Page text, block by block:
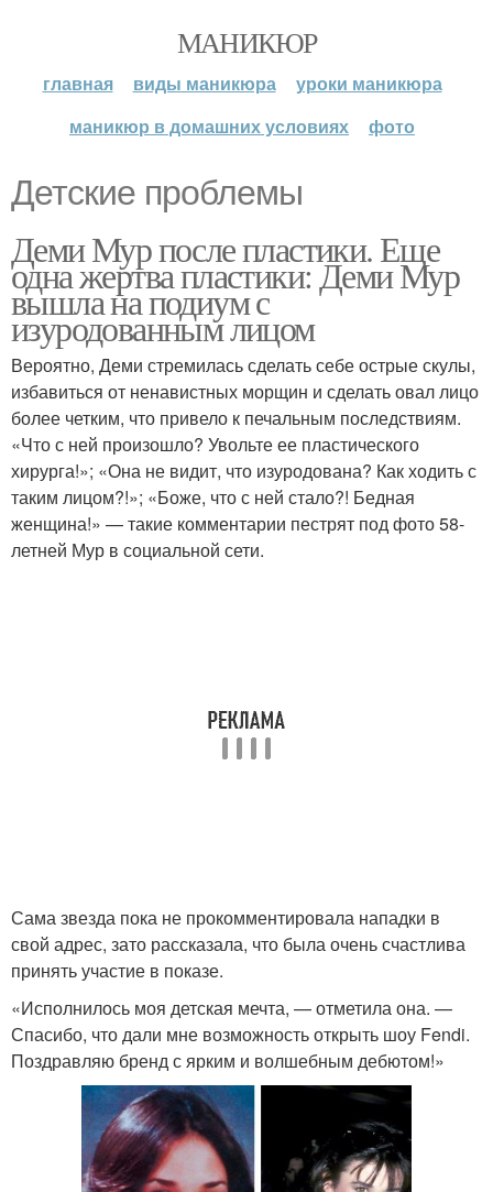
МАНИКЮР
главная виды маникюра
уроки маникюра
маникюр в домашних условиях
фото
Детские проблемы
Деми Мур после пластики. Еще
одна жертва пластики: Деми Мур
вышла на подиум с
изуродованным лицом
Вероятно, Деми стремилась сделать себе острые скулы,
избавиться от ненавистных морщин и сделать овал лицо
более четким, что привело к печальным последствиям.
«Что с ней произошло? Увольте ее пластического
хирурга!»; «Она не видит, что изуродована? Как ходить с
таким лицом?!»; «Боже, что с ней стало?! Бедная
женщина!» — такие комментарии пестрят под фото 58-
летней Мур в социальной сети.
Сама звезда пока не прокомментировала нападки в
свой адрес, зато рассказала, что была очень счастлива
принять участие в показе.
«Исполнилось моя детская мечта, — отметила она. —
Спасибо, что дали мне возможность открыть шоу Fendi.
Поздравляю бренд с ярким и волшебным дебютом!»